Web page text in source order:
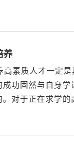
养
素质人才一定
功固然与自身
对于正在求学